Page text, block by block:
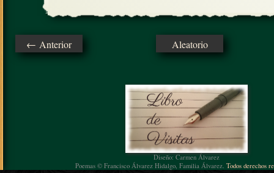
← Anterior Aleatorio
Diseño: Carmen Álvarez
Poemas © Francisco Álvarez Hidalgo, Familia Álvarez. Todos derechos